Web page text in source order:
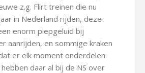
z.g. Flirt treinen die nu
in Nederland rijden, deze
enorm piepgeluid bij
aanrijden, en sommige kraken
er elk moment onderdelen
daar al bij de NS over